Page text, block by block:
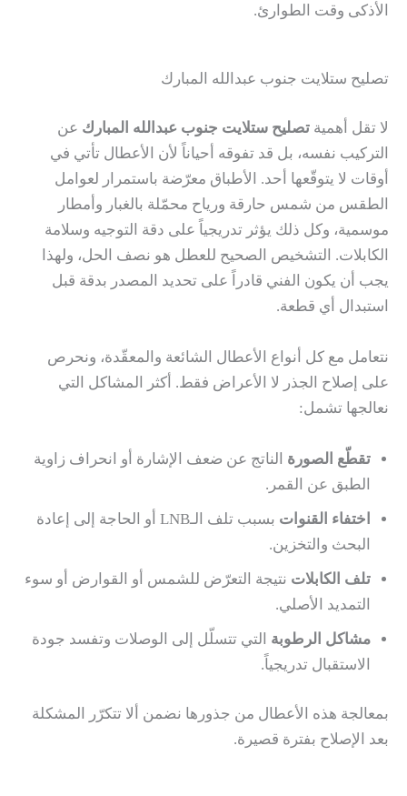
الأذكى وقت الطوارئ.
تصليح ستلايت جنوب عبدالله المبارك
لا تقل أهمية تصليح ستلايت جنوب عبدالله المبارك عن
التركيب نفسه، بل قد تفوقه أحياناً لأن الأعطال تأتي في
أوقات لا يتوقّعها أحد. الأطباق معرّضة باستمرار لعوامل
الطقس من شمس حارقة ورياح محمّلة بالغبار وأمطار
موسمية، وكل ذلك يؤثر تدريجياً على دقة التوجيه وسلامة
الكابلات. التشخيص الصحيح للعطل هو نصف الحل، ولهذا
يجب أن يكون الفني قادراً على تحديد المصدر بدقة قبل
استبدال أي قطعة.
نتعامل مع كل أنواع الأعطال الشائعة والمعقّدة، ونحرص
على إصلاح الجذر لا الأعراض فقط. أكثر المشاكل التي
نعالجها تشمل:
تقطّع الصورة الناتج عن ضعف الإشارة أو انحراف زاوية
الطبق عن القمر.
اختفاء القنوات
بسبب تلف الـLNB أو الحاجة إلى إعادة
البحث والتخزين.
تلف الكابلات نتيجة التعرّض للشمس أو القوارض أو سوء
التمديد الأصلي.
مشاكل الرطوبة التي تتسلّل إلى الوصلات وتفسد جودة
الاستقبال تدريجياً.
بمعالجة هذه الأعطال من جذورها نضمن ألا تتكرّر المشكلة
بعد الإصلاح بفترة قصيرة.